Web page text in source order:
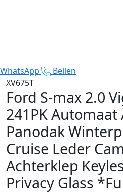
WhatsApp
Bellen
XV675T
Ford S-max 2.0
241PK
Panodak
Cruise Leder
Achterklep
Privacy Glass